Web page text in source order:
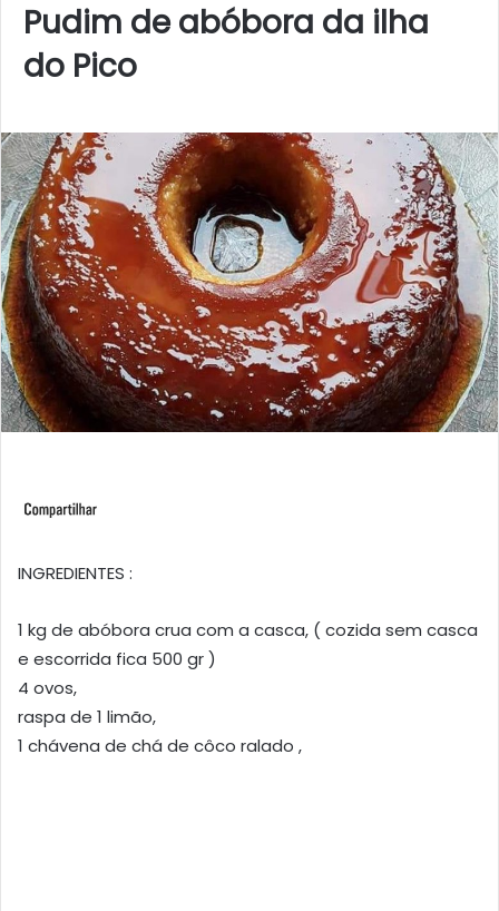
Pudim de abóbora da ilha
do Pico
INGREDIENTES :
1 kg de abóbora crua com a casca, ( cozida sem casca
e escorrida fica 500 gr )
4 ovos,
raspa de 1 limão,
1 chávena de chá de côco ralado ,